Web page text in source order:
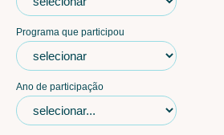
Programa que participou
Ano de participação